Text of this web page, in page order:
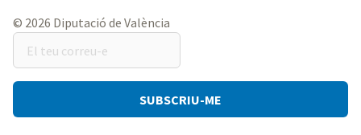
© 2026 Diputació de València
teu
correu-